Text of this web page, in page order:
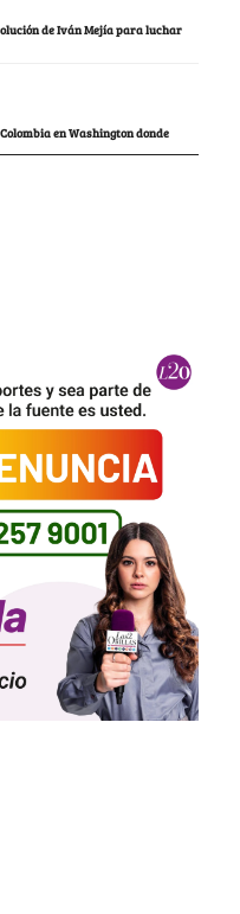
de Iván Mejía para luchar
en Washington donde